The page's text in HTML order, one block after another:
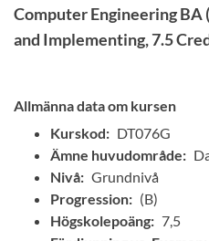
Computer Engineering BA
and Implementing, 7.5
Allmänna data om kursen
Kurskod: DT076G
Ämne huvudområde:
Nivå: Grundnivå
Progression: (B)
Högskolepoäng: 7,5